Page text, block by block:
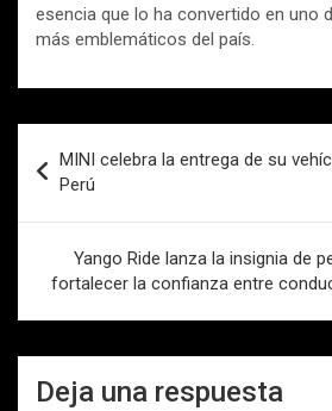
esencia que lo ha convertido en uno
más emblemáticos del país.
de
entradas
MINI celebra la entrega de su
Perú
Yango Ride lanza la insignia de
fortalecer la confianza entre
Deja una respuesta